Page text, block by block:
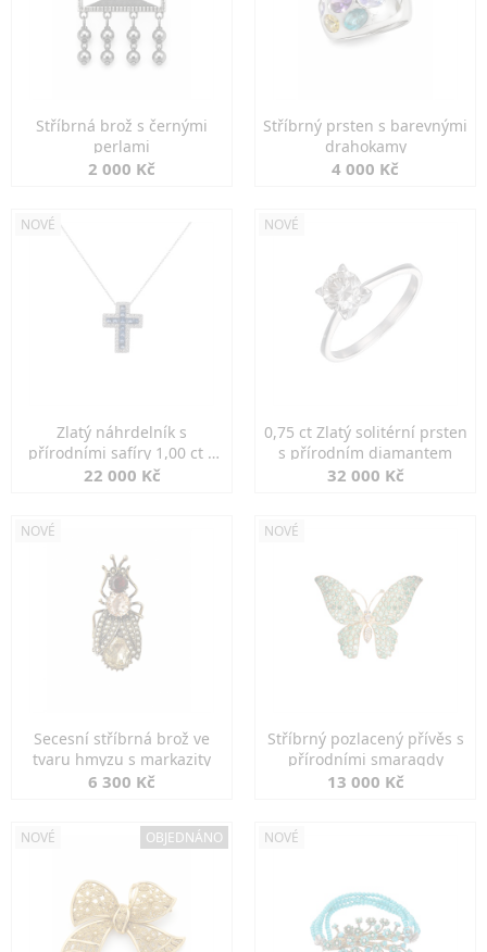
Stříbrná brož s černými
perlami
2 000 Kč
Stříbrný prsten s barevnými
drahokamy
4 000 Kč
NOVÉ
Zlatý náhrdelník s
přírodními safíry 1,00 ct a
diamanty
22 000 Kč
NOVÉ
0,75 ct Zlatý solitérní prsten
s přírodním diamantem
32 000 Kč
NOVÉ
Secesní stříbrná brož ve
tvaru hmyzu s markazity
6 300 Kč
NOVÉ
Stříbrný pozlacený přívěs s
přírodními smaragdy
13 000 Kč
NOVÉ OBJEDNÁNO NOVÉ